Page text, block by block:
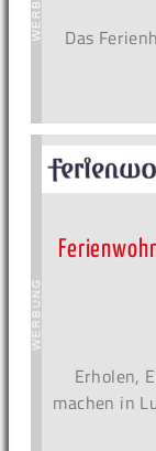
Das
Erholen,
machen in